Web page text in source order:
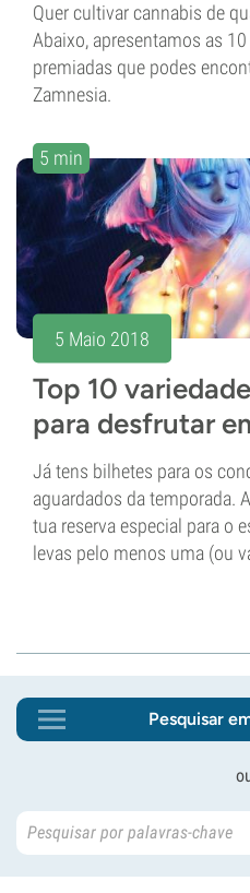
Quer cultivar cannabis de
Abaixo, apresentamos as
premiadas que podes
Zamnesia.
5 min
5 Maio 2018
Top 10
para desfrutar
Já tens bilhetes para os
aguardados da temporada.
tua reserva especial para o
levas pelo menos uma (ou
Pesquisar